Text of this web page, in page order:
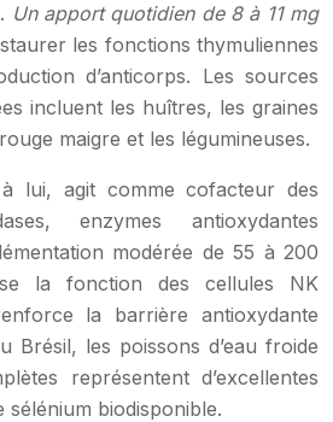
Un apport quotidien de 8 à 11 mg
les fonctions thymuliennes
d’anticorps. Les sources
incluent les huîtres, les graines
maigre et les légumineuses.
lui, agit comme cofacteur des
enzymes antioxydantes
modérée de 55 à 200
la fonction des cellules NK
la barrière antioxydante
Brésil, les poissons d’eau froide
représentent d’excellentes
biodisponible.